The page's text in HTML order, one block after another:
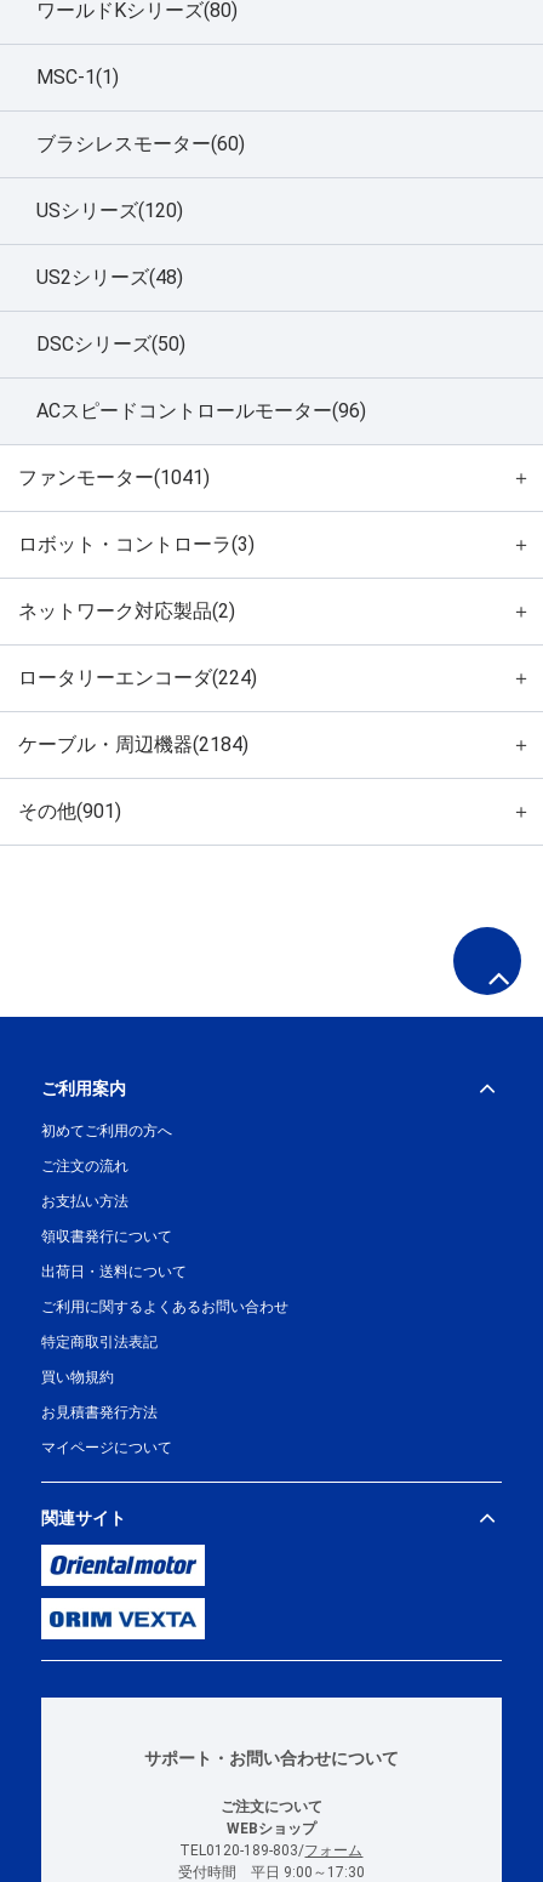
ワールドKシリーズ(80)
MSC-1(1)
ブラシレスモーター(60)
USシリーズ(120)
US2シリーズ(48)
DSCシリーズ(50)
ACスピードコントロールモーター(96)
ファンモーター(1041) ＋
ロボット・コントローラ(3) ＋
ネットワーク対応製品(2) ＋
ロータリーエンコーダ(224) ＋
ケーブル・周辺機器(2184) ＋
その他(901) ＋
ご利用案内
初めてご利用の方へ
ご注文の流れ
お支払い方法
領収書発行について
出荷日・送料について
ご利用に関するよくあるお問い合わせ
特定商取引法表記
買い物規約
お見積書発行方法
マイページについて
関連サイト
サポート・お問い合わせについて
ご注文について
WEBショップ
TEL0120-189-803/フォーム
受付時間 平日 9:00～17:30